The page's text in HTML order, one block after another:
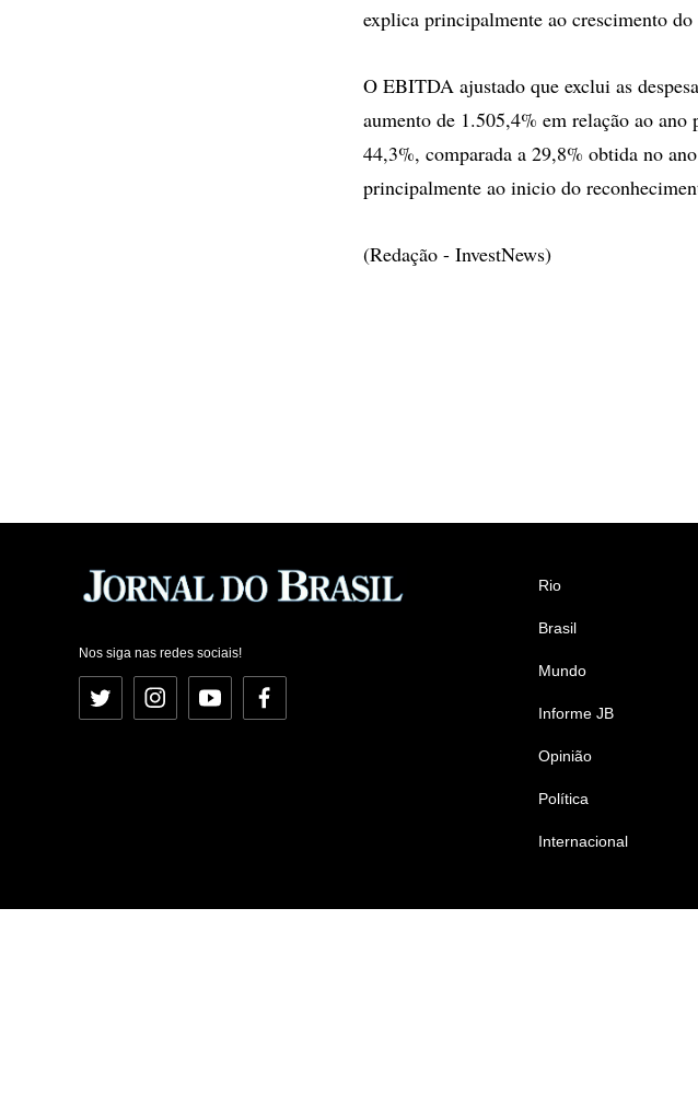
explica principalmente ao crescimento
O EBITDA ajustado que exclui as
aumento de 1.505,4% em relação ao
44,3%, comparada a 29,8% obtida no
principalmente ao inicio do
(Redação - InvestNews)
Nos siga nas redes sociais!
Twitter InstagramYouTubeFacebook
Rio
Brasil
Mundo
Informe JB
Opinião
Política
Internacional